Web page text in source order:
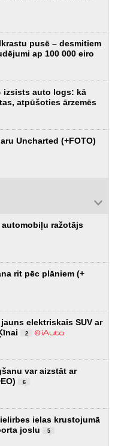
pusē – desmitiem
ap 100 000 eiro
izsists auto logs: kā
atpūšoties ārzemēs
Uncharted (+FOTO)
ražotājs
rit pēc plāniem (+
elektriskais SUV ar
2
var aizstāt ar
6
ielas krustojumā
joslu
5